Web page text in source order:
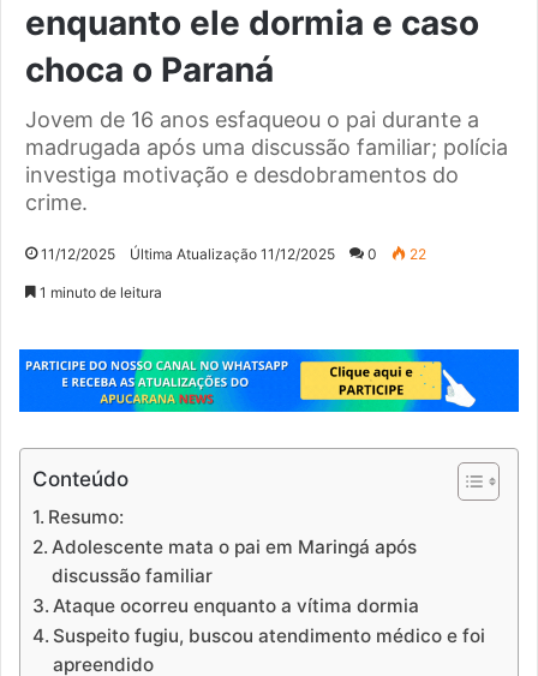
enquanto ele dormia e caso
choca o Paraná
Jovem de 16 anos esfaqueou o pai durante a
madrugada após uma discussão familiar; polícia
investiga motivação e desdobramentos do
crime.
11/12/2025 Última Atualização 11/12/2025 0 22
1 minuto de leitura
Conteúdo
Resumo:
Adolescente mata o pai em Maringá após
discussão familiar
Ataque ocorreu enquanto a vítima dormia
Suspeito fugiu, buscou atendimento médico e foi
apreendido